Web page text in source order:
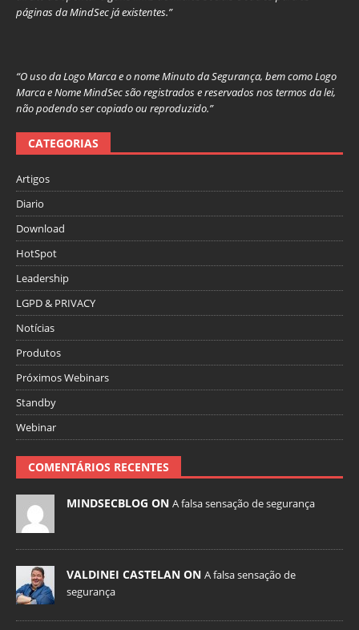
páginas da MindSec já existentes.”
“O uso da Logo Marca e o nome Minuto da Segurança, bem como Logo
Marca e Nome MindSec são registrados e reservados nos termos da lei,
não podendo ser copiado ou reproduzido.”
CATEGORIAS
Artigos
Diario
Download
HotSpot
Leadership
LGPD & PRIVACY
Notícias
Produtos
Próximos Webinars
Standby
Webinar
COMENTÁRIOS RECENTES
MINDSECBLOG ON A falsa sensação de segurança
VALDINEI CASTELAN ON A falsa sensação de
segurança